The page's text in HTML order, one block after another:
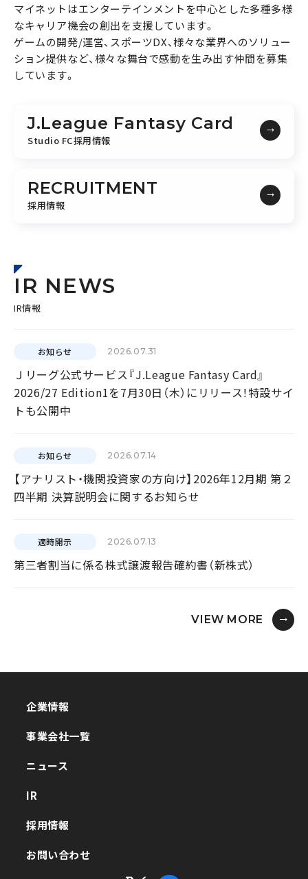
マイネットはエンターテインメントを中心とした多種多様
なキャリア機会の創出を支援しています。
ゲームの開発/運営、スポーツDX、様々な業界へのソリュー
ション提供など、様々な舞台で感動を生み出す仲間を募集
しています。
J.League Fantasy Card
Studio FC採用情報
RECRUITMENT
採用情報
IR NEWS
IR情報
お知らせ 2026.07.31
Ｊリーグ公式サービス『J.League Fantasy Card』
2026/27 Edition1を7月30日（木）にリリース！特設サイ
トも公開中
お知らせ 2026.07.14
【アナリスト・機関投資家の方向け】2026年12月期 第２
四半期 決算説明会に関するお知らせ
適時開示 2026.07.13
第三者割当に係る株式譲渡報告確約書（新株式）
VIEW MORE
企業情報
事業会社一覧
ニュース
IR
採用情報
お問い合わせ